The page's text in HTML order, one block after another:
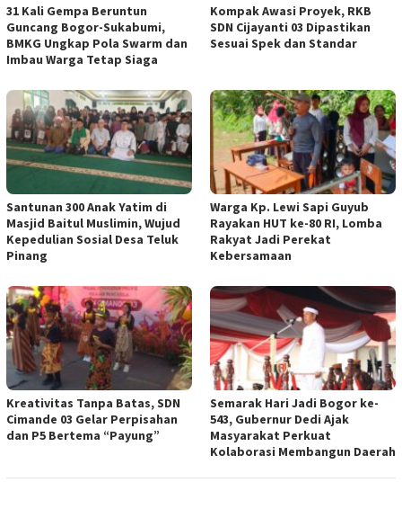
31 Kali Gempa Beruntun
Guncang Bogor-Sukabumi,
BMKG Ungkap Pola Swarm dan
Imbau Warga Tetap Siaga
Kompak Awasi Proyek, RKB
SDN Cijayanti 03 Dipastikan
Sesuai Spek dan Standar
Santunan 300 Anak Yatim di
Masjid Baitul Muslimin, Wujud
Kepedulian Sosial Desa Teluk
Pinang
Warga Kp. Lewi Sapi Guyub
Rayakan HUT ke-80 RI, Lomba
Rakyat Jadi Perekat
Kebersamaan
Kreativitas Tanpa Batas, SDN
Cimande 03 Gelar Perpisahan
dan P5 Bertema “Payung”
Semarak Hari Jadi Bogor ke-
543, Gubernur Dedi Ajak
Masyarakat Perkuat
Kolaborasi Membangun Daerah